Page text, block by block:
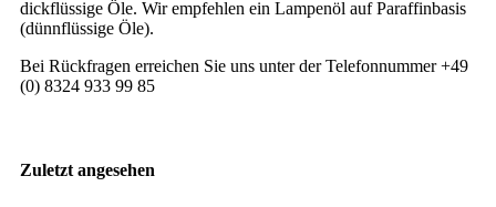
dickflüssige Öle. Wir empfehlen ein Lampenöl auf Paraffinbasis
(dünnflüssige Öle).
Bei Rückfragen erreichen Sie uns unter der Telefonnummer +49
(0) 8324 933 99 85
Zuletzt angesehen